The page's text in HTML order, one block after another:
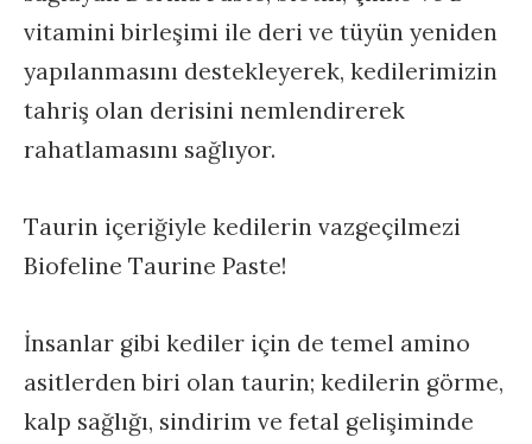
vitamini birleşimi ile deri ve tüyün yeniden
yapılanmasını destekleyerek, kedilerimizin
tahriş olan derisini nemlendirerek
rahatlamasını sağlıyor.
Taurin içeriğiyle kedilerin vazgeçilmezi
Biofeline Taurine Paste!
İnsanlar gibi kediler için de temel amino
asitlerden biri olan taurin; kedilerin görme,
kalp sağlığı, sindirim ve fetal gelişiminde